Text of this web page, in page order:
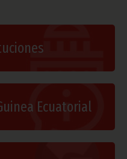
Ecuatorial